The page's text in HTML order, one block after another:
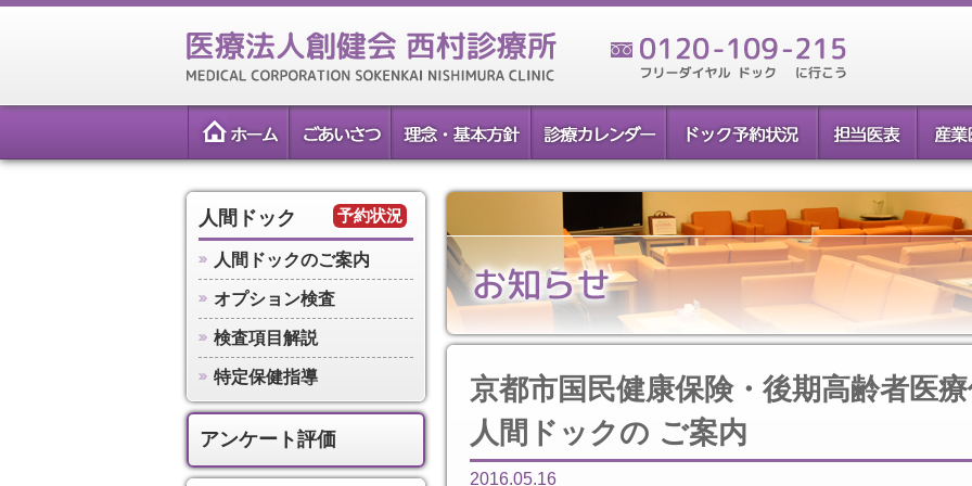
人間ドック 予約状況
人間ドックのご案内
オプション検査
検査項目解説
特定保健指導
アンケート評価
京都市国民健康保険・後期高齢者医
人間ドックの ご案内
2016.05.16